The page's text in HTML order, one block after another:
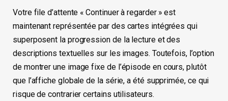
Votre file d’attente « Continuer à regarder » est
maintenant représentée par des cartes intégrées qui
superposent la progression de la lecture et des
descriptions textuelles sur les images. Toutefois, l’option
de montrer une image fixe de l’épisode en cours, plutôt
que l’affiche globale de la série, a été supprimée, ce qui
risque de contrarier certains utilisateurs.